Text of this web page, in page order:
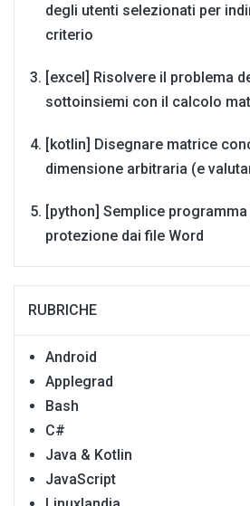
degli utenti selezionati per
criterio
[excel] Risolvere il problema
sottoinsiemi con il calcolo
[kotlin] Disegnare matrice
dimensione arbitraria (e
[python] Semplice
protezione dai file Word
RUBRICHE
Android
Applegrad
Bash
C#
Java & Kotlin
JavaScript